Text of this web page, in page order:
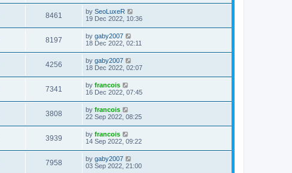
8461 by SeoLuxeR
19 Dec 2022, 10:36
8197 by gaby2007
18 Dec 2022, 02:11
4256 by gaby2007
18 Dec 2022, 02:07
7341 by francois
16 Dec 2022, 07:45
3808 by francois
22 Sep 2022, 08:25
3939 by francois
14 Sep 2022, 09:22
7958 by gaby2007
03 Sep 2022, 21:00